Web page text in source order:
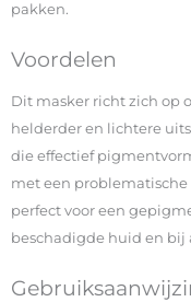
pakken.
Voordelen
Dit masker richt zich op
helderder en lichtere
die effectief
met een
perfect voor een
beschadigde huid en bij